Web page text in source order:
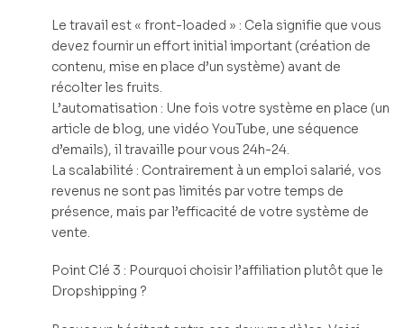
Le travail est « front-loaded » : Cela signifie que vous
devez fournir un effort initial important (création de
contenu, mise en place d’un système) avant de
récolter les fruits.
L’automatisation : Une fois votre système en place (un
article de blog, une vidéo YouTube, une séquence
d’emails), il travaille pour vous 24h-24.
La scalabilité : Contrairement à un emploi salarié, vos
revenus ne sont pas limités par votre temps de
présence, mais par l’efficacité de votre système de
vente.
Point Clé 3 : Pourquoi choisir l’affiliation plutôt que le
Dropshipping ?